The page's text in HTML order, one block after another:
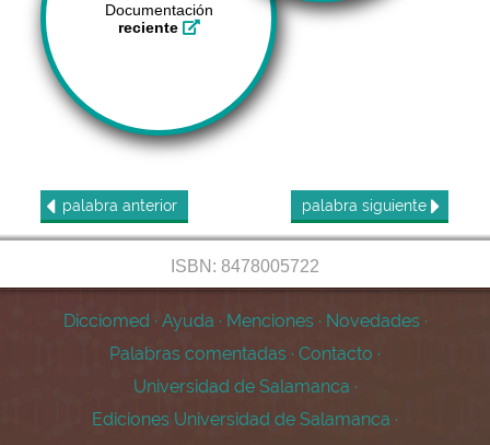
Documentación
reciente
palabra anterior palabra siguiente
ISBN: 8478005722
Dicciomed · Ayuda · Menciones · Novedades ·
Palabras comentadas · Contacto ·
Universidad de Salamanca ·
Ediciones Universidad de Salamanca ·